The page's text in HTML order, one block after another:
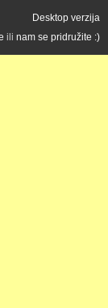
Desktop verzija
ili nam se pridružite :)